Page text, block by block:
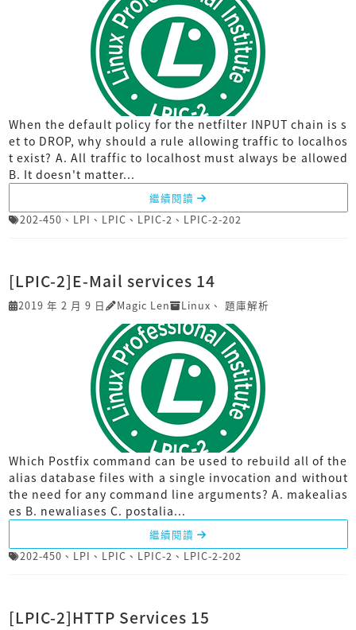
When the default policy for the netfilter INPUT chain is s
et to DROP, why should a rule allowing traffic to localhos
t exist? A. All traffic to localhost must always be allowed
B. It doesn't matter...
繼續閱讀
202-450 、 LPI 、 LPIC 、 LPIC-2 、 LPIC-2-202
[LPIC-2]E-Mail services 14
2019 年 2 月 9 日 Magic Len Linux 、 題庫解析
Which Postfix command can be used to rebuild all of the
alias database files with a single invocation and without
the need for any command line arguments? A. makealias
es B. newaliases C. postalia...
繼續閱讀
202-450 、 LPI 、 LPIC 、 LPIC-2 、 LPIC-2-202
[LPIC-2]HTTP Services 15